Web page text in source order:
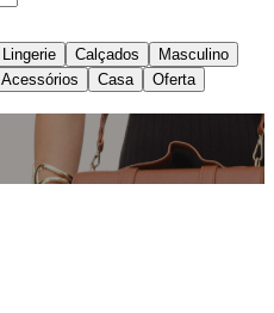
Lingerie Calçados
Masculino
Acessórios Casa Oferta